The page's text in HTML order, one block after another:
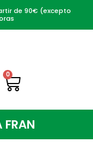
de 90€ (excepto
0
Carrito
RANC